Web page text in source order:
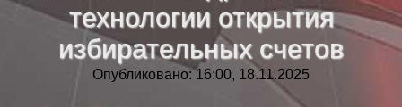
технологии открытия
избирательных счетов
Опубликовано: 16:00, 18.11.2025
Правила»